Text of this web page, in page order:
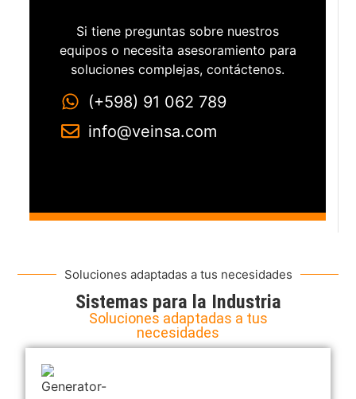
Si tiene preguntas sobre nuestros
equipos o necesita asesoramiento para
soluciones complejas, contáctenos.
(+598) 91 062 789
info@veinsa.com
Soluciones adaptadas a tus necesidades
Sistemas para la Industria
Soluciones adaptadas a tus
necesidades